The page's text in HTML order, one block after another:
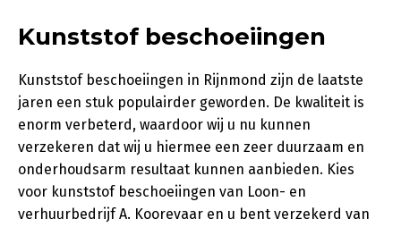
Kunststof beschoeiingen
Kunststof beschoeiingen in Rijnmond zijn de laatste
jaren een stuk populairder geworden. De kwaliteit is
enorm verbeterd, waardoor wij u nu kunnen
verzekeren dat wij u hiermee een zeer duurzaam en
onderhoudsarm resultaat kunnen aanbieden. Kies
voor kunststof beschoeiingen van Loon- en
verhuurbedrijf A. Koorevaar en u bent verzekerd van